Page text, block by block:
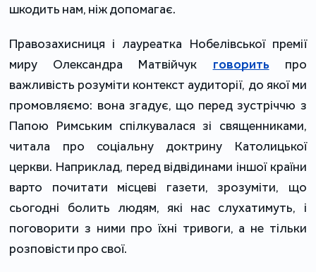
шкодить нам, ніж допомагає.
Правозахисниця і лауреатка Нобелівської премії
миру Олександра Матвійчук говорить про
важливість розуміти контекст аудиторії, до якої ми
промовляємо: вона згадує, що перед зустріччю з
Папою Римським спілкувалася зі священниками,
читала про соціальну доктрину Католицької
церкви. Наприклад, перед відвідинами іншої країни
варто почитати місцеві газети, зрозуміти, що
сьогодні болить людям, які нас слухатимуть, і
поговорити з ними про їхні тривоги, а не тільки
розповісти про свої.